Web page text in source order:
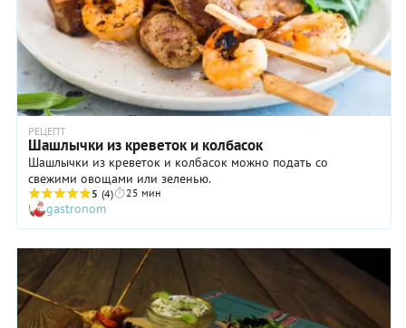
это
совершенно
не будет
заметно,
особенно
если вы
нарежете
баранину
мелко
РЕЦЕПТ
Шашлычки из креветок и колбасок
Шашлычки из креветок и колбасок можно подать со
свежими овощами или зеленью.
5 (4) 25 мин
gastronom